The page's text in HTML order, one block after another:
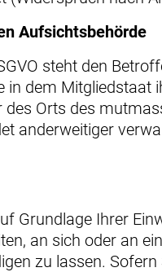
Aufsichts­behörde
steht den
in dem Mitgliedstaat
Orts des
anderweitiger
Grundlage Ihrer
an sich oder an
zu lassen. Sofern